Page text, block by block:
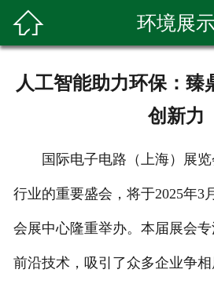
 环境展示
人工智能助力环保：臻
创新力
国际电子电路（上海）展览
行业的重要盛会，将于2025年3
会展中心隆重举办。本届展会
前沿技术，吸引了众多企业争